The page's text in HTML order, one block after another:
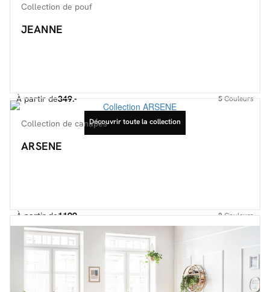
Collection de pouf
JEANNE
À partir de349.- 5Couleurs
Découvrir toute la collection
Collection de canapés
ARSENE
À partir de1199.- 2Couleurs
Découvrir toute la collection